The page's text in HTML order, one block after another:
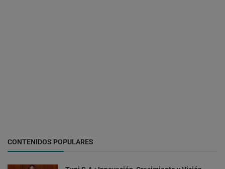
CONTENIDOS POPULARES